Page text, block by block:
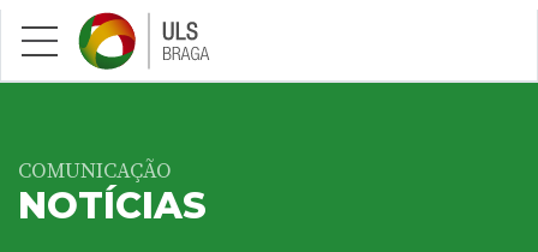
Saltar para conteúdo principal
COMUNICAÇÃO
NOTÍCIAS